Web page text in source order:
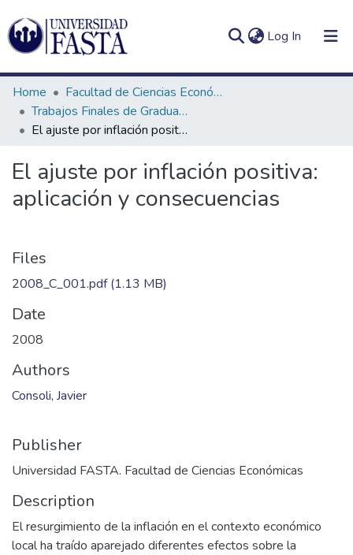
Log In (current)
Communities
&
Collections
In (current)
Home
Facultad de Ciencias Económicas
Trabajos Finales de Graduación de Contador Público
El ajuste por inflación positiva: aplicación y consecuencias
El ajuste por inflación positiva:
aplicación y consecuencias
Files
2008_C_001.pdf(1.13 MB)
Date
2008
Authors
Consoli, Javier
Publisher
Universidad FASTA. Facultad de Ciencias Económicas
Description
El resurgimiento de la inflación en el contexto económico
local ha traído aparejado diferentes efectos sobre la